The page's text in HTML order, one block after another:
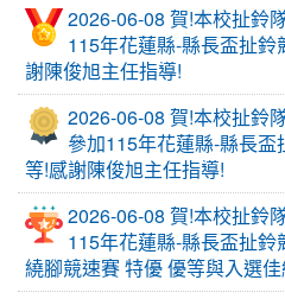
2026-06-08 賀!本校扯鈴
115年花蓮縣-縣長盃扯
謝陳俊旭主任指導!
2026-06-08 賀!本校扯鈴
參加115年花蓮縣-縣長
等!感謝陳俊旭主任指導!
2026-06-08 賀!本校扯鈴
115年花蓮縣-縣長盃扯
繞腳競速賽 特優 優等與入選